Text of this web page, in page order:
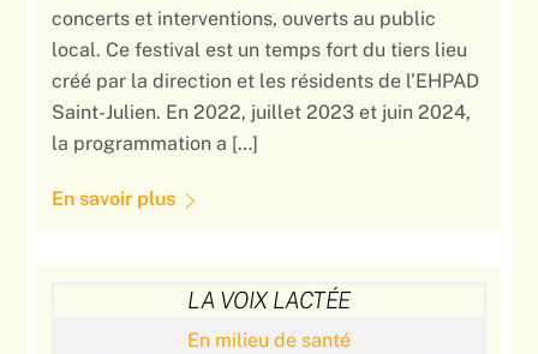
concerts et interventions, ouverts au public
local. Ce festival est un temps fort du tiers lieu
créé par la direction et les résidents de l’EHPAD
Saint-Julien. En 2022, juillet 2023 et juin 2024,
la programmation a […]
En savoir plus
LA VOIX LACTÉE
En milieu de santé